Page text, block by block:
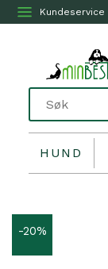
Kundeservice
HUND
-20%